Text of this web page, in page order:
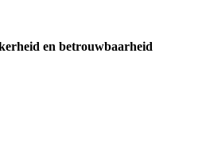
en betrouwbaarheid